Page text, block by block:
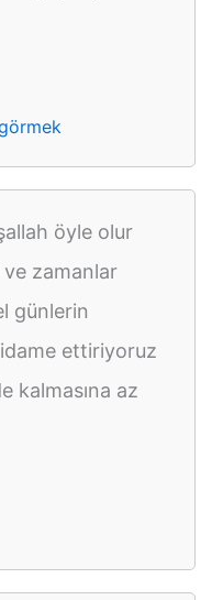
öyle olur
ve zamanlar
günlerin
idame ettiriyoruz
kalmasına az